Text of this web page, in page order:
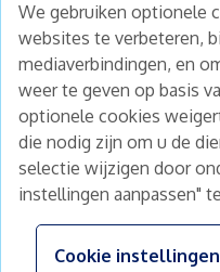
We gebruiken optionele
websites te verbeteren,
mediaverbindingen, en
weer te geven op basis
optionele cookies
die nodig zijn om u de
selectie wijzigen door
instellingen aanpassen"
Cookie
Schrijf je nu in en
nieuwe aanbod
Nieuwsbrief
Home
Te koop
Nieuws
1053
+31 (0)